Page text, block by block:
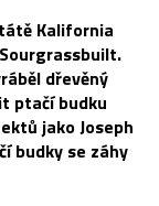
Kalifornia
dřevěný
ptačí budku
jako Joseph
budky se záhy